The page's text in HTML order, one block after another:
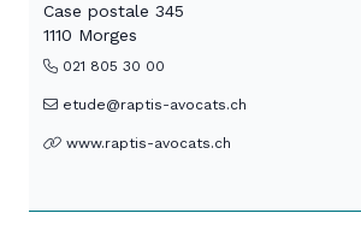
Case postale 345
1110 Morges
021 805 30 00
etude@raptis-avocats.ch
www.raptis-avocats.ch